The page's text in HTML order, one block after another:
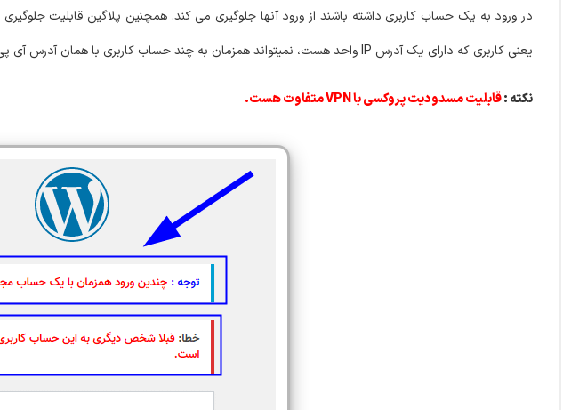
در ورود به یک حساب کاربری داشته باشند از ورود آنها جلوگیری می کند. همچنین پلاگین قابلیت
یعنی کاربری که دارای یک آدرس IP واحد هست، نمیتواند همزمان به چند حساب کاربری با همان آدرس آی پی وارد شود.
نکته :قابلیت مسدودیت پروکسی با VPN متفاوت هست.